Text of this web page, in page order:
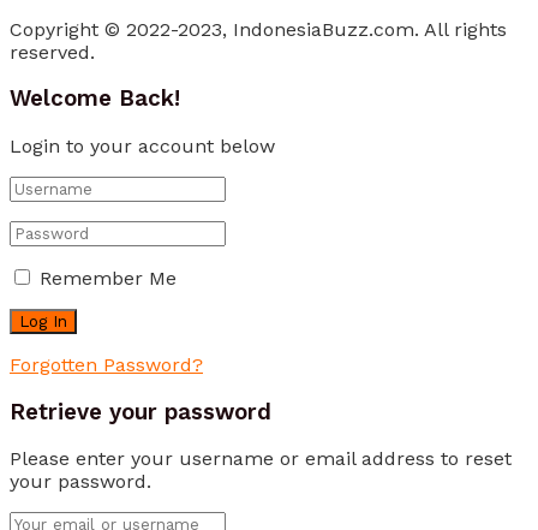
Copyright © 2022-2023, IndonesiaBuzz.com. All rights
reserved.
Welcome Back!
Login to your account below
Remember Me
Forgotten Password?
Retrieve your password
Please enter your username or email address to reset
your password.